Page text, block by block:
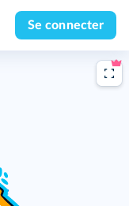
Se connecter